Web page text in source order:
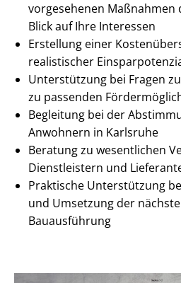
vorgesehenen Maßnahmen
Blick auf Ihre Interessen
Erstellung einer
realistischer
Unterstützung bei Fragen
zu passenden
Begleitung bei der
Anwohnern in Karlsruhe
Beratung zu wesentlichen
Dienstleistern und
Praktische Unterstützung
und Umsetzung der
Bauausführung